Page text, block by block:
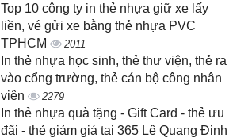
Top 10 công ty in thẻ nhựa giữ xe lấy
liền, vé gửi xe bằng thẻ nhựa PVC
TPHCM
2011
In thẻ nhựa học sinh, thẻ thư viện, thẻ ra
vào cổng trường, thẻ cán bộ công nhân
viên
2279
In thẻ nhựa quà tặng - Gift Card - thẻ ưu
đãi - thẻ giảm giá tại 365 Lê Quang Định